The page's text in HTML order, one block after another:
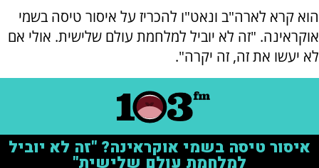
הוא קרא לארה"ב ונאט"ו להכריז על איסור טיסה בשמי
אוקראינה. "זה לא יוביל למלחמת עולם שלישית. אולי אם
לא יעשו את זה, זה יקרה".